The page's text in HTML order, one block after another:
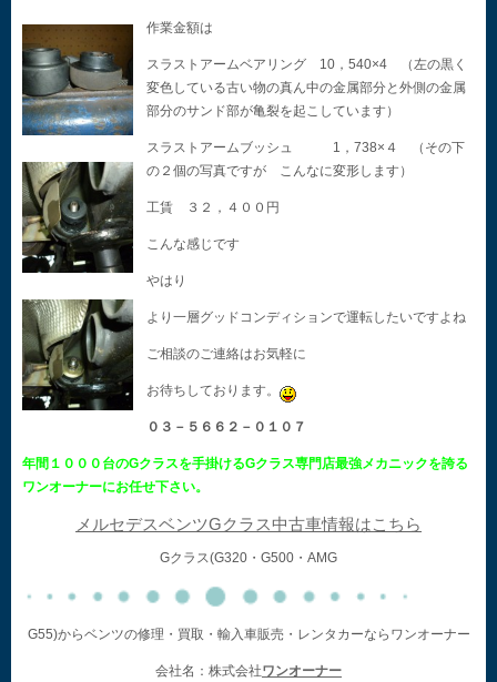
作業金額は
スラストアームベアリング 10，540×4 （左の黒く
変色している古い物の真ん中の金属部分と外側の金属
部分のサンド部が亀裂を起こしています）
スラストアームブッシュ 1，738×４ （その下
の２個の写真ですが こんなに変形します）
工賃 ３２，４００円
こんな感じです
やはり
より一層グッドコンディションで運転したいですよね
ご相談のご連絡はお気軽に
お待ちしております。
０３－５６６２－０１０７
年間１０００台のGクラスを手掛けるGクラス専門店最強メカニックを誇る
ワンオーナーにお任せ下さい。
メルセデスベンツGクラス中古車情報はこちら
Gクラス(G320・G500・AMG
G55)からベンツの修理・買取・輸入車販売・レンタカーならワンオーナー
会社名：株式会社ワンオーナー